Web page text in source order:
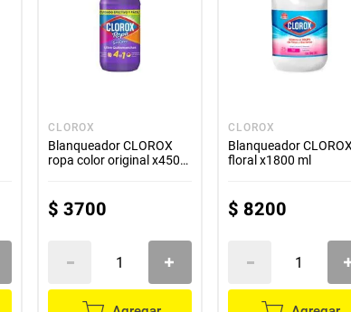
CLOROX
Blanqueador CLOROX
ropa color original x450
$ 3700
CLOROX
Blanqueador CLOROX
floral x1800 ml
$ 8200